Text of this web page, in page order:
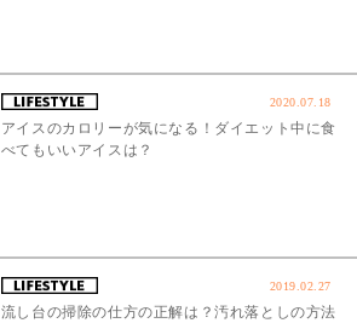
2020.07.18
アイスのカロリーが気になる！ダイエット中に食
べてもいいアイスは？
2019.02.27
流し台の掃除の仕方の正解は？汚れ落としの方法